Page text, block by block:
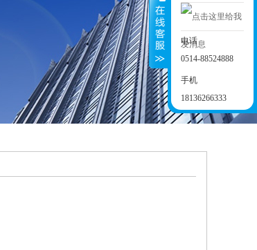
电话
0514-88524888
手机
18136266333